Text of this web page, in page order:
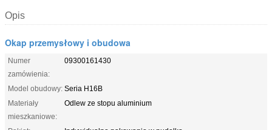
Opis
Okap przemysłowy i obudowa
Numer
zamówienia:
09300161430
Model obudowy: Seria H16B
Materiały
mieszkaniowe:
Odlew ze stopu aluminium